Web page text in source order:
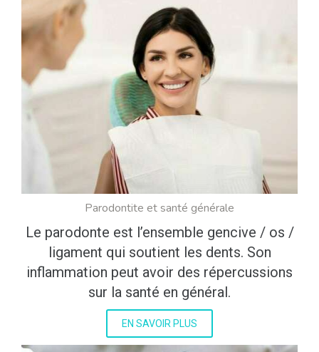
Parodontite et santé générale
Le parodonte est l’ensemble gencive / os /
ligament qui soutient les dents. Son
inflammation peut avoir des répercussions
sur la santé en général.
EN SAVOIR PLUS